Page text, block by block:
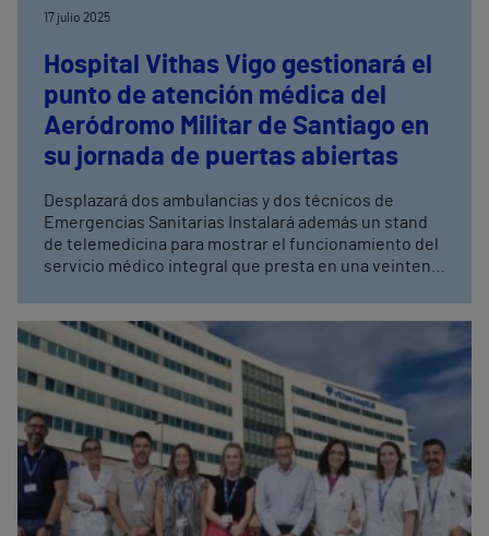
17 julio 2025
Hospital Vithas Vigo gestionará el
punto de atención médica del
Aeródromo Militar de Santiago en
su jornada de puertas abiertas
Desplazará dos ambulancias y dos técnicos de
Emergencias Sanitarias Instalará además un stand
de telemedicina para mostrar el funcionamiento del
servicio médico integral que presta en una veintena
en conmemoración del 90 aniversario del
aeropuerto de Santiago de Compostela